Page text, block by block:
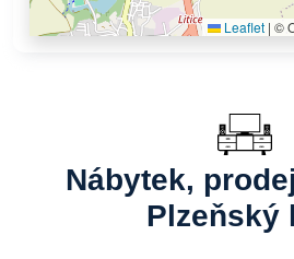
Leaflet | ©
Nábytek,
Plzeňský